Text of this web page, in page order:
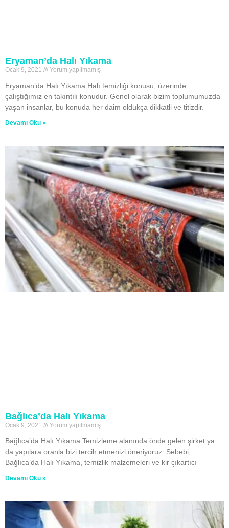
Eryaman’da Halı Yıkama
Ocak 9, 2021 Yorum yapılmamış
Eryaman’da Halı Yıkama Halı temizliği konusu, üzerinde
çalıştığımız en takıntılı konudur. Genel olarak bizim toplumumuzda
yaşan insanlar, bu konuda her daim oldukça dikkatli ve titizdir.
Devamı Oku »
Bağlıca’da Halı Yıkama
Ocak 9, 2021 Yorum yapılmamış
Bağlıca’da Halı Yıkama Temizleme alanında önde gelen şirket ya
da yapılara oranla bizi tercih etmenizi öneriyoruz. Sebebi,
Bağlıca’da Halı Yıkama, temizlik malzemeleri ve kir çıkartıcı
Devamı Oku »